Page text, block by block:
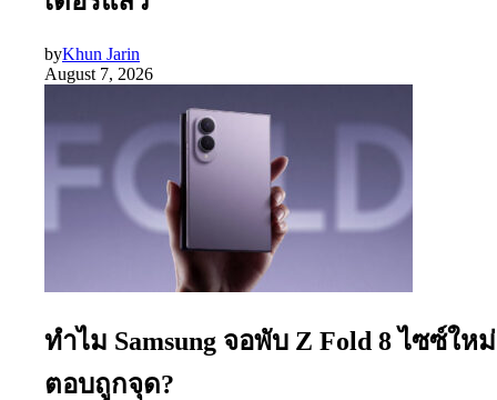
byKhun Jarin
August 7, 2026
ทำไม Samsung จอพับ Z Fold 8 ไซซ์ใหม่
ตอบถูกจุด?